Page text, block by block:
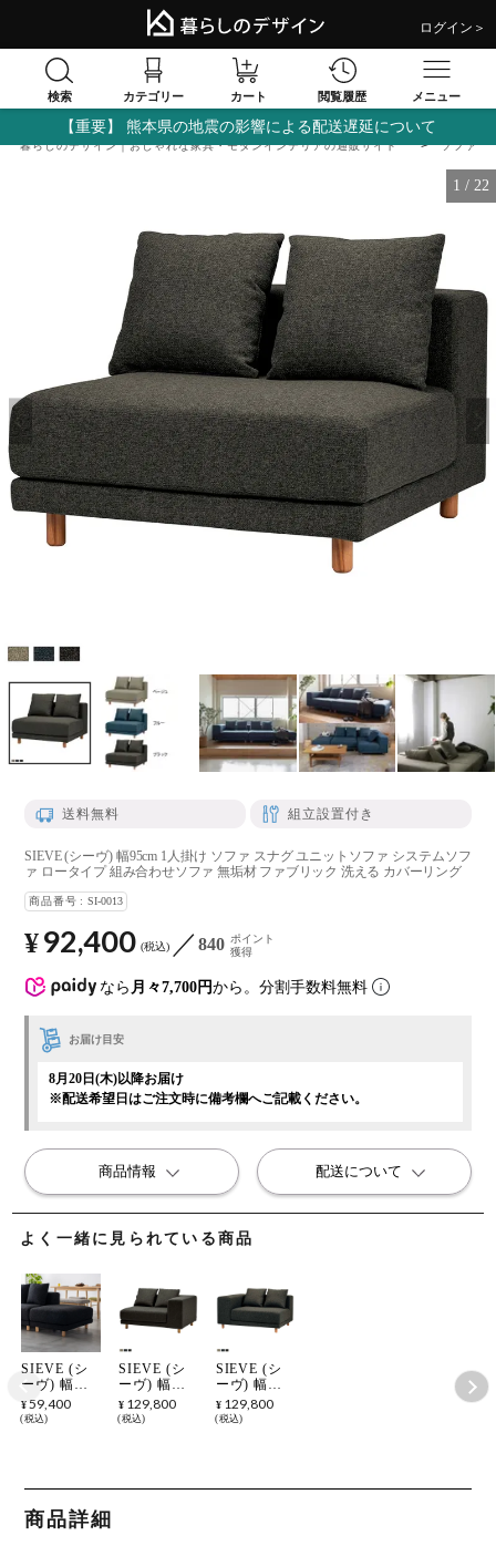
ログイン＞
検索 カテゴリー カート 閲覧履歴 メニュー
【重要】 熊本県の地震の影響による配送遅延について
暮らしのデザイン｜おしゃれな家具・モダンインテリアの通販サイト ソファ
1 / 22
よく一緒に見られている商品
SIEVE (シ
ーヴ) 幅
95cm オッ
トマン スナ
組み合わせ
自在 無垢材
ファブリッ
¥ 59,400
税込
SIEVE (シ
ーヴ) 幅
124cm 片肘
ソファ スナ
タイプ 組み
¥ 129,800
税込
SIEVE (シ
ーヴ) 幅
124cm 片肘
ソファ スナ
タイプ 組み
¥ 129,800
税込
商品詳細
送料無料 組立設置付き
SIEVE (シーヴ) 幅95cm 1人掛け ソファ スナグ ユニットソファ システムソフ
ァ ロータイプ 組み合わせソファ 無垢材 ファブリック 洗える カバーリング
商品番号 SI-0013
なら 月々7,700円から。分割手数料無料
¥92,400 税込 840 ポイント
獲得
お届け目安
8月20日(木)以降お届け
※配送希望日はご注文時に備考欄へご記載ください。
商品情報 配送について